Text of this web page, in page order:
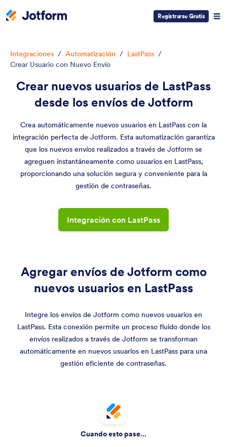
Registrarse Gratis
Integraciones / Automatización / LastPass /
Crear Usuario con Nuevo Envío
Crear nuevos usuarios de LastPass
desde los envíos de Jotform
Crea automáticamente nuevos usuarios en LastPass con la
integración perfecta de Jotform. Esta automatización garantiza
que los nuevos envíos realizados a través de Jotform se
agreguen instantáneamente como usuarios en LastPass,
proporcionando una solución segura y conveniente para la
gestión de contraseñas.
Integración con LastPass
Agregar envíos de Jotform como
nuevos usuarios en LastPass
Integre los envíos de Jotform como nuevos usuarios en
LastPass. Esta conexión permite un proceso fluido donde los
envíos realizados a través de Jotform se transforman
automáticamente en nuevos usuarios en LastPass para una
gestión eficiente de contraseñas.
Cuando esto pase...